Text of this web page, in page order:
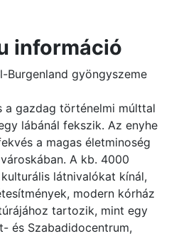
információ
Burgenland gyöngyszeme
a gazdag történelmi múlttal
lábánál fekszik. Az enyhe
a magas életminoség
A kb. 4000
látnivalókat kínál,
modern kórház
tartozik, mint egy
és Szabadidocentrum,